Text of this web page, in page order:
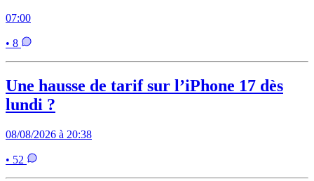
07:00
• 8
Une hausse de tarif sur l’iPhone 17 dès
lundi ?
08/08/2026 à 20:38
• 52